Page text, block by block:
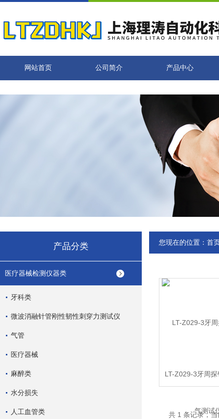
网站首页 公司简介 产品中心
产品分类
医疗器械检测仪器类
牙科类
微波消融针管刚性韧性刺穿力测试仪
气管
医疗器械
麻醉类
水分损失
人工血管类
您现在的位置： 首
LT-Z029-3牙周
测试仪
共 1 条记录，